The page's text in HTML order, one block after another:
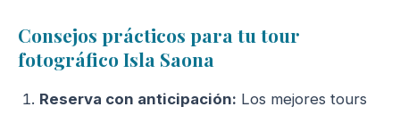
Consejos prácticos para tu tour
fotográfico Isla Saona
Reserva con anticipación: Los mejores tours